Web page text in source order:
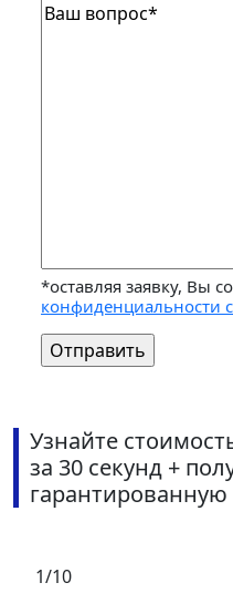
*оставляя заявку, Вы
конфиденциальности
Узнайте
за 30 секунд +
гарантированную
1/10